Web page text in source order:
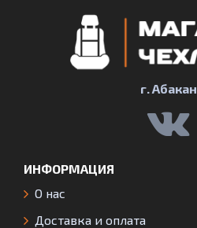
г. Абакан
ИНФОРМАЦИЯ
О нас
Доставка и оплата